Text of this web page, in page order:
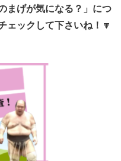
まげが気になる？」につ
ェックして下さいね！ 🔽